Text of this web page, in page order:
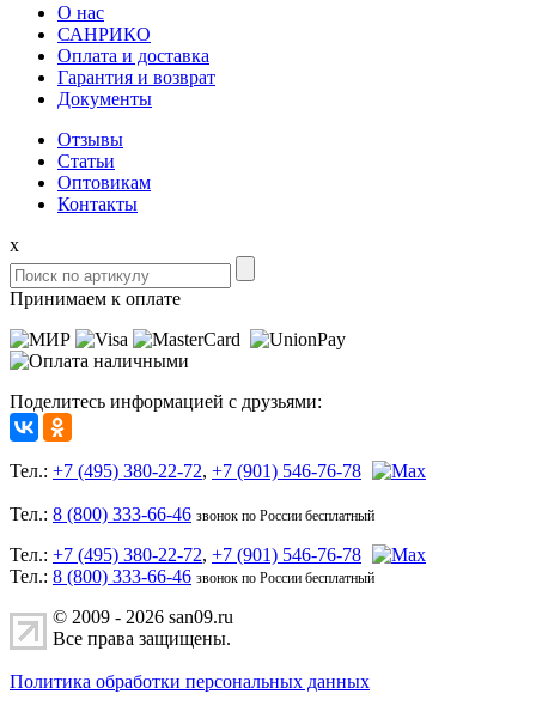
О нас
САНРИКО
Оплата и доставка
Гарантия и возврат
Документы
Отзывы
Статьи
Оптовикам
Контакты
x
Принимаем к оплате
Поделитесь информацией с друзьями:
Тел.: +7 (495) 380-22-72, +7 (901) 546-76-78
Тел.: 8 (800) 333-66-46 звонок по России бесплатный
Тел.: +7 (495) 380-22-72, +7 (901) 546-76-78
Тел.: 8 (800) 333-66-46 звонок по России бесплатный
© 2009 - 2026 san09.ru
Все права защищены.
Политика обработки персональных данных